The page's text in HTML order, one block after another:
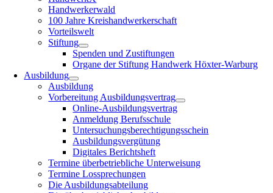
Handwerkerwald
100 Jahre Kreishandwerkerschaft
Vorteilswelt
Stiftung
Spenden und Zustiftungen
Organe der Stiftung Handwerk Höxter-Warburg
Ausbildung
Ausbildung
Vorbereitung Ausbildungsvertrag
Online-Ausbildungsvertrag
Anmeldung Berufsschule
Untersuchungsberechtigungsschein
Ausbildungsvergütung
Digitales Berichtsheft
Termine überbetriebliche Unterweisung
Termine Lossprechungen
Die Ausbildungsabteilung